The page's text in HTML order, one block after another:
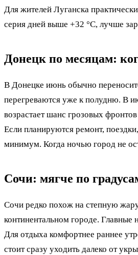
Для жителей Луганска
серия дней выше +32 °C, лучше
Донецк по месяцам:
В Донецке июнь обычно
перегреваются уже к полудню. В
возрастает шанс грозовых
Если планируются ремонт,
минимум. Когда ночью город не
Сочи: мягче по
Сочи редко похож на степную
континентальном городе. Главные
Для отдыха комфортнее раннее
стоит сразу уходить далеко от